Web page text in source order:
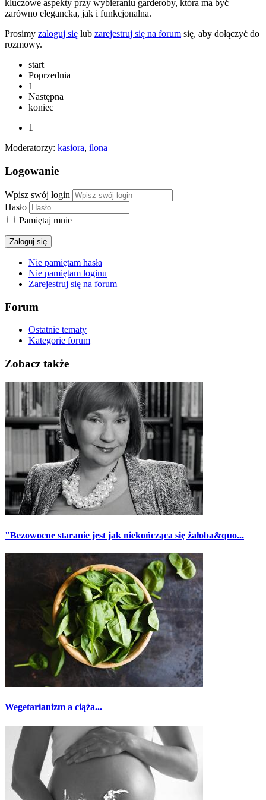
kluczowe aspekty przy wybieraniu garderoby, która ma być
zarówno elegancka, jak i funkcjonalna.
Prosimy zaloguj się lub zarejestruj się na forum się, aby dołączyć do
rozmowy.
start
Poprzednia
1
Następna
koniec
1
Moderatorzy: kasiora, ilona
Logowanie
Wpisz swój login
Hasło
Pamiętaj mnie
Zaloguj się
Nie pamiętam hasła
Nie pamiętam loginu
Zarejestruj się na forum
Forum
Ostatnie tematy
Kategorie forum
Zobacz także
"Bezowocne staranie jest jak niekończąca się żałoba&quo...
Wegetarianizm a ciąża...